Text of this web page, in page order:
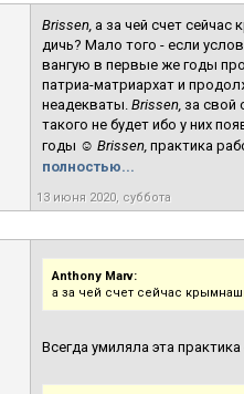
Brissen, а за чей счет
дичь? Мало того - если
вангую в первые же годы
патриа-матриархат и
неадекваты. Brissen, за свой
такого не будет ибо у них
годы ☺ Brissen, практика
полностью...
13 июня 2020, суббота
Anthony Marv:
а за чей счет сейчас
Всегда умиляла эта